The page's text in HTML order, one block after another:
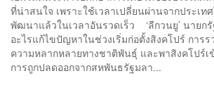
ที่น่าสนใจ เพราะใช้เวลาเปลี่ยนผ่านจากประเท
พัฒนาแล้วในเวลาอันรวดเร็ว ‘ลีกวนยู’ นายก
อะไรแก้ไขปัญหาในช่วงเริ่มก่อตั้งสิงคโปร์ การ
ความหลากหลายทางชาติพันธ์ุ และพาสิงคโปร์เ
การถูกปลดออกจากสหพันธรัฐมลา...